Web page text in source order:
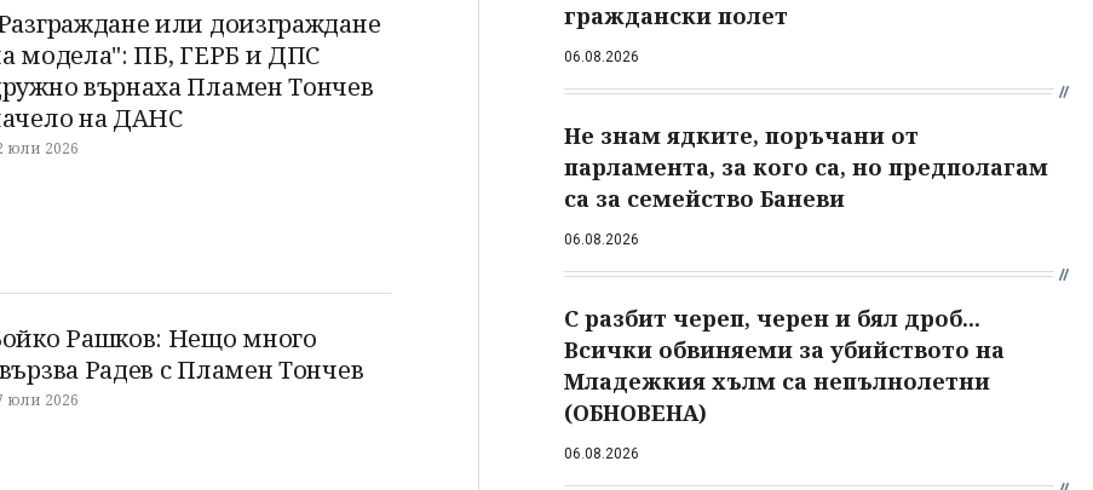
или доизграждане
модела": ПБ, ГЕРБ и ДПС
върнаха Пламен Тончев
на ДАНС
юли 2026
Рашков: Нещо много
Радев с Пламен Тончев
юли 2026
граждански полет
06.08.2026
Не знам ядките, поръчани от
парламента, за кого са, но предполагам
са за семейство Баневи
06.08.2026
С разбит череп, черен и бял дроб...
Всички обвиняеми за убийството на
Младежкия хълм са непълнолетни
(ОБНОВЕНА)
06.08.2026